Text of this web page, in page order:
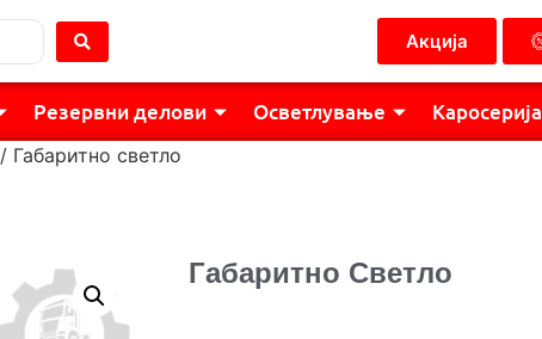
Акција
Резервни делови Осветлување Каросерија
/ Габаритно светло
Габаритно Светло